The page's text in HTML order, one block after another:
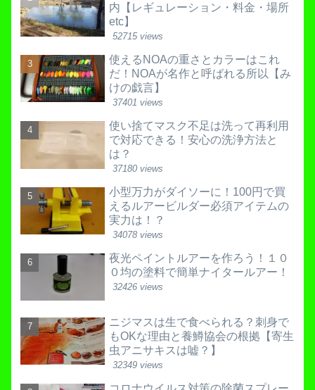
内【レギュレーション・料金・場所
etc】
52715 views
使えるNOAの重さとカラーはこれ
だ！NOAが名作と呼ばれる所以【み
けの戯言】
37401 views
使い捨てマスク不足は洗って再利用
で対応できる！安心の洗浄方法と
は？
37180 views
小型万力がダイソーに！100円で買
えるルアービルダー必須アイテムの
実力は！？
34078 views
夜光ペイントルアーを作ろう！１０
０均の塗料で簡単ナイタールアー！
32426 views
ニジマスは生で食べられる？刺身で
もOKな理由と養鱒協会の根拠【寄生
虫アニサキスは嘘？】
32349 views